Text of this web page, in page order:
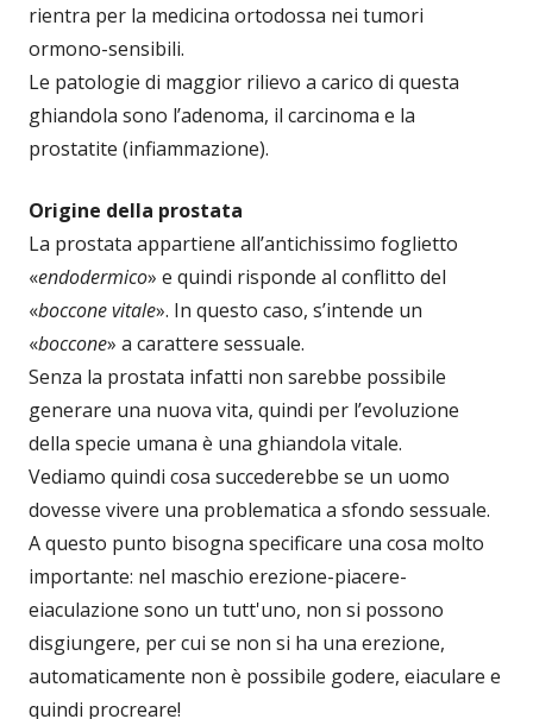
rientra per la medicina ortodossa nei tumori
ormono-sensibili.
Le patologie di maggior rilievo a carico di questa
ghiandola sono l’adenoma, il carcinoma e la
prostatite (infiammazione).
Origine della prostata
La prostata appartiene all’antichissimo foglietto
«endodermico» e quindi risponde al conflitto del
«boccone vitale». In questo caso, s’intende un
«boccone» a carattere sessuale.
Senza la prostata infatti non sarebbe possibile
generare una nuova vita, quindi per l’evoluzione
della specie umana è una ghiandola vitale.
Vediamo quindi cosa succederebbe se un uomo
dovesse vivere una problematica a sfondo sessuale.
A questo punto bisogna specificare una cosa molto
importante: nel maschio erezione-piacere-
eiaculazione sono un tutt'uno, non si possono
disgiungere, per cui se non si ha una erezione,
automaticamente non è possibile godere, eiaculare e
quindi procreare!